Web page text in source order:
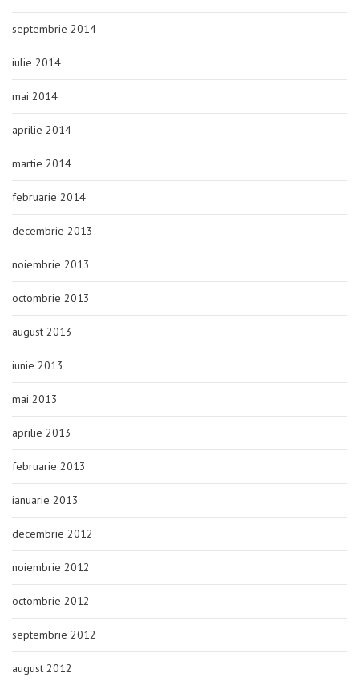
septembrie 2014
iulie 2014
mai 2014
aprilie 2014
martie 2014
februarie 2014
decembrie 2013
noiembrie 2013
octombrie 2013
august 2013
iunie 2013
mai 2013
aprilie 2013
februarie 2013
ianuarie 2013
decembrie 2012
noiembrie 2012
octombrie 2012
septembrie 2012
august 2012